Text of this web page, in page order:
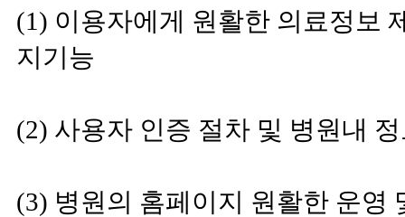
(1) 이용자에게 원활한 의료정보
지기능
(2) 사용자 인증 절차 및 병원내
(3) 병원의 홈페이지 원활한 운영